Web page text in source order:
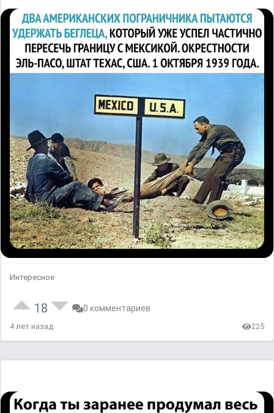
Интересное
18 0 комментариев
4 лет назад 225